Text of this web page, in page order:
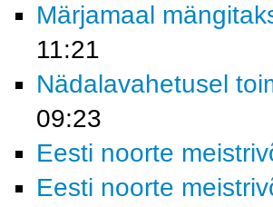
Märjamaal
11:21
Nädalavahetusel
09:23
Eesti noorte
Eesti noorte